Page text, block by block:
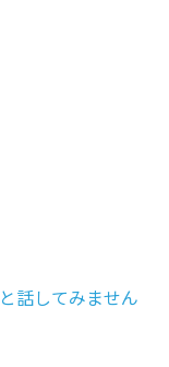
話してみません